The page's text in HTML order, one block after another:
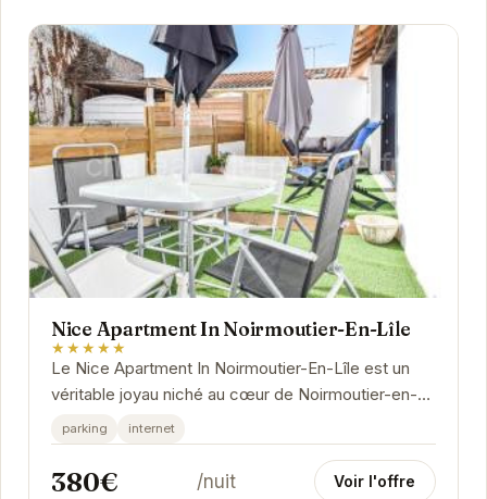
Nice Apartment In Noirmoutier-En-Lîle
★★★★★
Le Nice Apartment In Noirmoutier-En-Lîle est un
véritable joyau niché au cœur de Noirmoutier-en-
l'Île. Offrant un cadre idyllique pour des...
parking internet
380€ /nuit Voir l'offre